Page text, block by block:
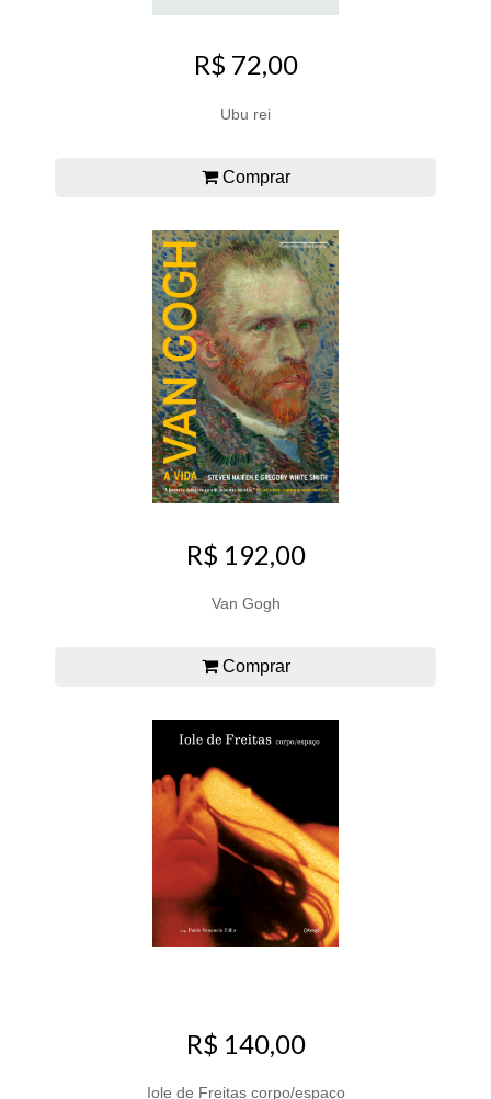
R$ 72,00
Ubu rei
Comprar
R$ 192,00
Van Gogh
Comprar
R$ 140,00
Iole de Freitas corpo/espaço